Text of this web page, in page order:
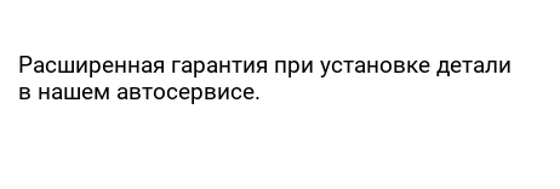
Расширенная гарантия при установке детали
в нашем автосервисе.